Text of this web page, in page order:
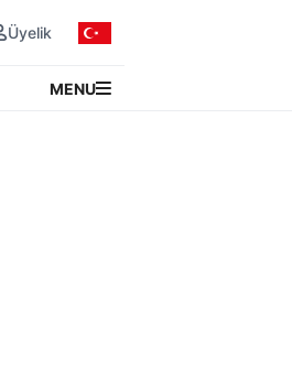
Üyelik
MENU